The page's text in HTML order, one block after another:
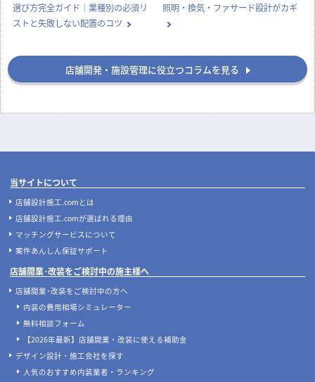
選び方完全ガイド｜業種別の必須リ
ストと失敗しない配置のコツ
照明・換気・ファサード設計がカギ
店舗開発・施設管理に役立つコラムを見る
当サイトについて
店舗設計施工.comとは
店舗設計施工.comが選ばれる理由
マッチングサービスについて
案件あんしん保証サポート
店舗開業･改装をご検討中の施主様へ
店舗開業･改装をご検討中の方へ
内装の費用相場シミュレーター
無料相談フォーム
【2026年最新】店舗開業・改装に使える補助金
デザイン設計・施工会社を探す
人気のおすすめ内装業者・ランキング